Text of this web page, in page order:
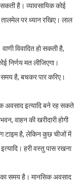
सकती है। व्यावसायिक कोई
तालमेल पर ध्यान रखिए। लाल
विवादित हो सकती है,
निर्णय मत लीजिएगा।
है, बचकर पार करिए।
अवसाद इत्यादि बने रह सकते
वाहन की खरीदारी होगी
टाइम है, लेकिन कुछ चीजों में
हरी वस्तु पास रखना
समय है। मानसिक अवसाद